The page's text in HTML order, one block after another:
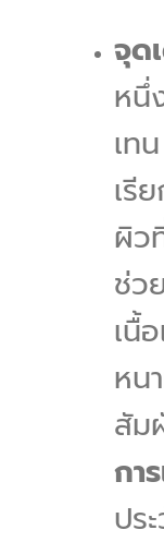
จุด
หนึ่
เท
เรี
ผิว
ช่ว
เนื้
หน
สัม
กา
ปร